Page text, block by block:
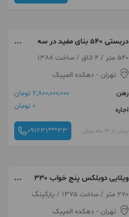
دربستی 540 بنای مفید در سه
طبقه
540 متر / 4 اتاق / ساخت 1388
تهران - دهکده المپیک
رهن
2,800,000,000 تومان
اجاره
0 تومان
بیش از 12 ماه پیش 091231***33
ویلایی دوبلکس پنج خواب 330
متر
270 متر / ساخت 1375 / پارکینگ
تهران - دهکده المپیک